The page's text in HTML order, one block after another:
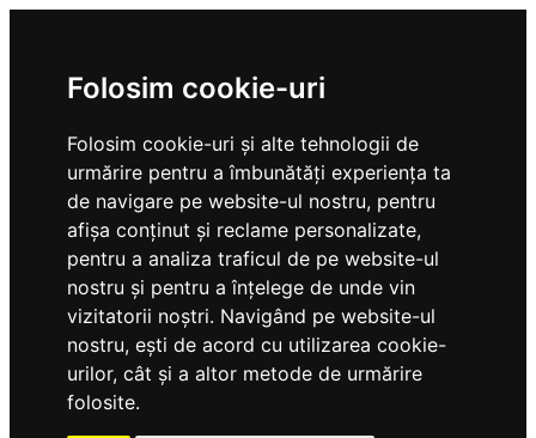
Folosim cookie-uri
Folosim cookie-uri și alte tehnologii de
urmărire pentru a îmbunătăți experiența ta
de navigare pe website-ul nostru, pentru
afișa conținut și reclame personalizate,
pentru a analiza traficul de pe website-ul
nostru și pentru a înțelege de unde vin
vizitatorii noștri. Navigând pe website-ul
nostru, ești de acord cu utilizarea cookie-
urilor, cât și a altor metode de urmărire
folosite.